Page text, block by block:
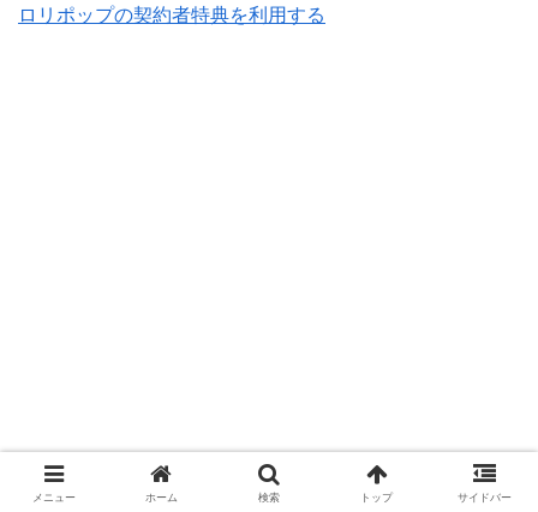
ロリポップの契約者特典を利用する
メニュー ホーム 検索 トップ サイドバー